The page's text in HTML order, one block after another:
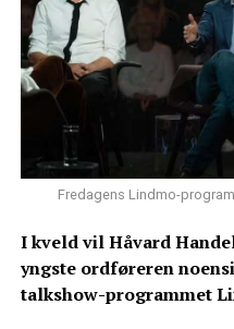
Fredagens Lindmo-
I kveld vil Håvard
yngste ordføreren
talkshow-programmet